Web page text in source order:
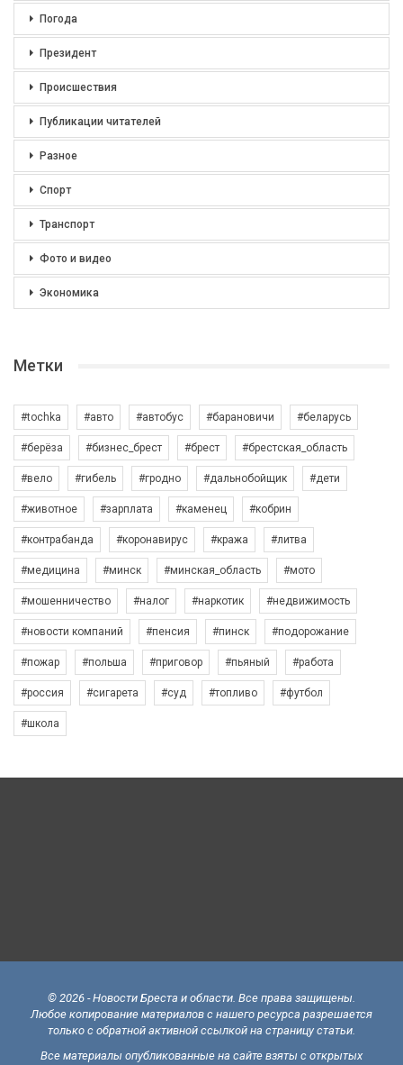
Погода
Президент
Происшествия
Публикации читателей
Разное
Спорт
Транспорт
Фото и видео
Экономика
Метки
#tochka #авто #автобус #барановичи #беларусь
#берёза #бизнес_брест #брест #брестская_область
#вело #гибель #гродно #дальнобойщик #дети
#животное #зарплата #каменец #кобрин
#контрабанда #коронавирус #кража #литва
#медицина #минск #минская_область #мото
#мошенничество #налог #наркотик #недвижимость
#новости компаний #пенсия #пинск #подорожание
#пожар #польша #приговор #пьяный #работа
#россия #сигарета #суд #топливо #футбол
#школа
© 2026 - Новости Бреста и области. Все права защищены.
Любое копирование материалов с нашего ресурса разрешается
только с обратной активной ссылкой на страницу статьи.
Все материалы опубликованные на сайте взяты с открытых